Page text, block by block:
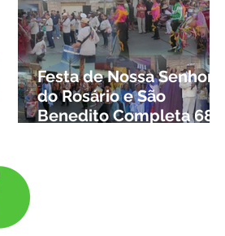
Festa de Nossa Senhora
do Rosário e São
Benedito Completa 68